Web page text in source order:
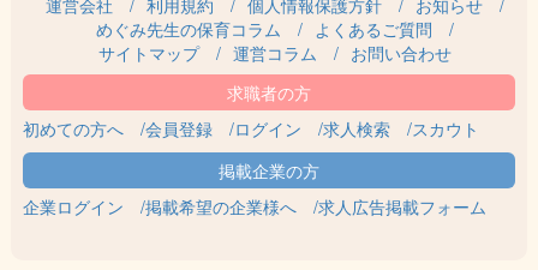
めぐみ先生の保育コラム
よくあるご質問
サイトマップ
運営コラム お問い合わせ
初めての方へ 会員登録 ログイン 求人検索 スカウト
企業ログイン 掲載希望の企業様へ 求人広告掲載フォーム